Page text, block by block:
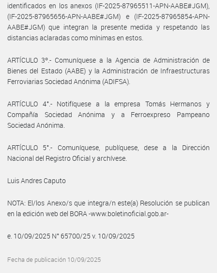
identificados en los anexos (IF-2025-87965511-APN-AABE#JGM),
(IF-2025-87965656-APN-AABE#JGM) e (IF-2025-87965854-APN-
AABE#JGM) que integran la presente medida y respetando las
distancias aclaradas como mínimas en estos.
ARTÍCULO 3º.- Comuníquese a la Agencia de Administración de
Bienes del Estado (AABE) y la Administración de Infraestructuras
Ferroviarias Sociedad Anónima (ADIFSA).
ARTÍCULO 4°.- Notifíquese a la empresa Tomás Hermanos y
Compañía Sociedad Anónima y a Ferroexpreso Pampeano
Sociedad Anónima.
ARTÍCULO 5°.- Comuníquese, publíquese, dese a la Dirección
Nacional del Registro Oficial y archívese.
Luis Andres Caputo
NOTA: El/los Anexo/s que integra/n este(a) Resolución se publican
en la edición web del BORA -www.boletinoficial.gob.ar-
e. 10/09/2025 N° 65700/25 v. 10/09/2025
Fecha de publicación 10/09/2025